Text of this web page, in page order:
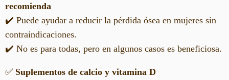
recomienda
✔️ Puede ayudar a reducir la pérdida ósea en mujeres sin
contraindicaciones.
✔️ No es para todas, pero en algunos casos es beneficiosa.
✅ Suplementos de calcio y vitamina D